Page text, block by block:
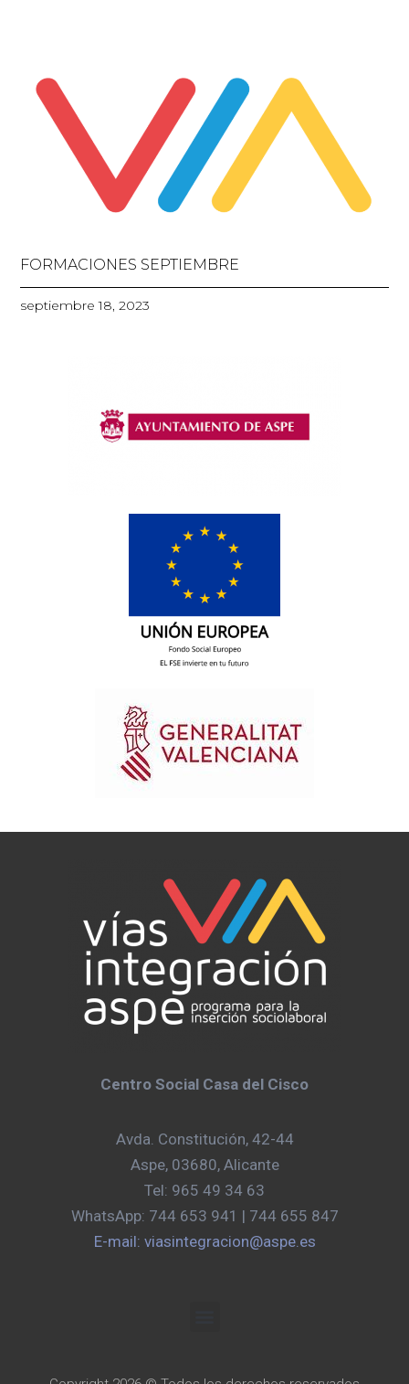
FORMACIONES SEPTIEMBRE
septiembre 18, 2023
Centro Social Casa del Cisco
Avda. Constitución, 42-44
Aspe, 03680, Alicante
Tel: 965 49 34 63
WhatsApp: 744 653 941 | 744 655 847
E-mail: viasintegracion@aspe.es